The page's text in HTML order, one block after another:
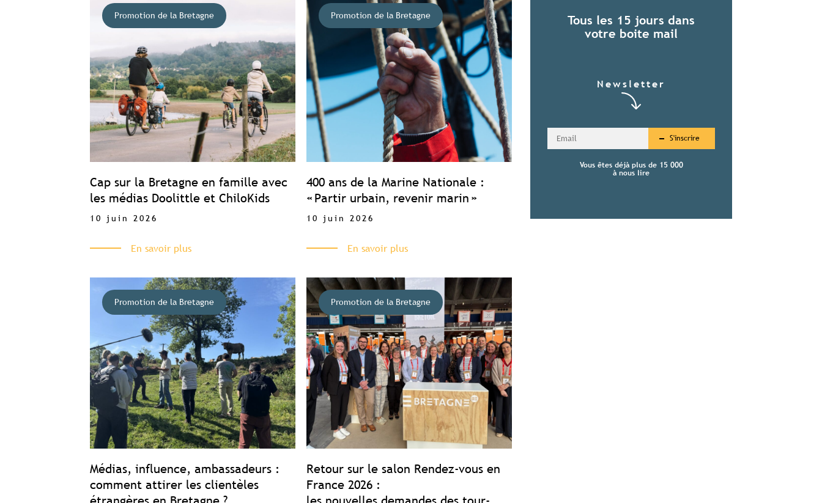
Promotion de la Bretagne
Cap sur la Bretagne en famille avec
les médias Doolittle et ChiloKids
10 juin 2026
En savoir plus
Promotion de la Bretagne
400 ans de la Marine Nationale :
« Partir urbain, revenir marin »
10 juin 2026
En savoir plus
Promotion de la Bretagne
Médias, influence, ambassadeurs :
comment attirer les clientèles
Promotion de la Bretagne
Retour sur le salon Rendez-vous en
France 2026 :
Tous les 15 jours dans
votre boite mail
Newsletter
S'inscrire
Vous êtes déjà plus de 15 000
à nous lire